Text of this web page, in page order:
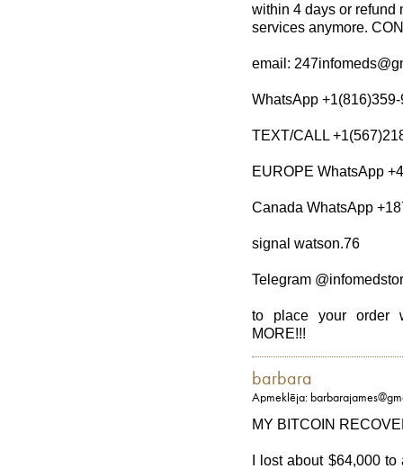
within 4 days or refund
services anymore.
email:
WhatsApp
TEXT/CALL
EUROPE WhatsApp
Canada WhatsApp
signal watson.76
Telegram
to place your order
MORE!!!
barbara
Apmeklēja:
MY BITCOIN
I lost about $64,000